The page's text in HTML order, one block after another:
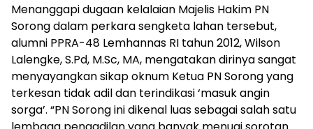
Menanggapi dugaan kelalaian Majelis Hakim PN
Sorong dalam perkara sengketa lahan tersebut,
alumni PPRA-48 Lemhannas RI tahun 2012, Wilson
Lalengke, S.Pd, M.Sc, MA, mengatakan dirinya sangat
menyayangkan sikap oknum Ketua PN Sorong yang
terkesan tidak adil dan terindikasi ‘masuk angin
sorga’. “PN Sorong ini dikenal luas sebagai salah satu